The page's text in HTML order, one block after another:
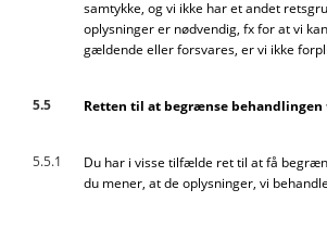
samtykke, og vi ikke har et andet
oplysninger er nødvendig, fx for at vi
gældende eller forsvares, er vi ikke
5.5 Retten til at begrænse
5.5.1
Du har i visse tilfælde ret til at få
du mener, at de oplysninger, vi